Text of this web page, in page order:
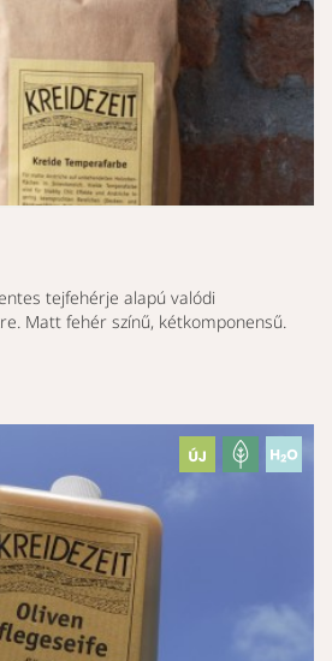
tejfehérje alapú valódi
Matt fehér színű, kétkomponensű.